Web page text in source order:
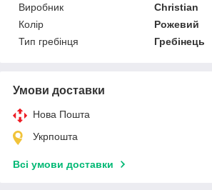
Виробник
Christian
Колір
Рожевий
Тип гребінця
Гребінець
Умови доставки
Нова Пошта
Укрпошта
Всі умови доставки